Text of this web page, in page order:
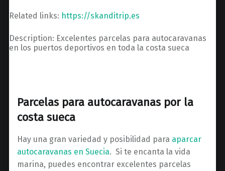
Related links: https://skanditrip.es
Description: Excelentes parcelas para autocaravanas
en los puertos deportivos en toda la costa sueca
Parcelas para autocaravanas por la
costa sueca
Hay una gran variedad y posibilidad para aparcar
autocaravanas en Suecia. Si te encanta la vida
marina, puedes encontrar excelentes parcelas